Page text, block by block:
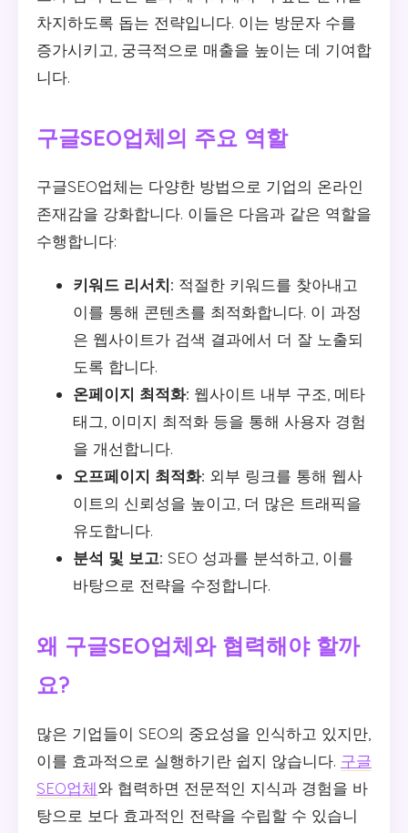
차지하도록 돕는 전략입니다. 이는 방문자 수를
증가시키고, 궁극적으로 매출을 높이는 데 기여합
니다.
구글SEO업체의 주요 역할
구글SEO업체는 다양한 방법으로 기업의 온라인
존재감을 강화합니다. 이들은 다음과 같은 역할을
수행합니다:
키워드 리서치: 적절한 키워드를 찾아내고
이를 통해 콘텐츠를 최적화합니다. 이 과정
은 웹사이트가 검색 결과에서 더 잘 노출되
도록 합니다.
온페이지 최적화: 웹사이트 내부 구조, 메타
태그, 이미지 최적화 등을 통해 사용자 경험
을 개선합니다.
오프페이지 최적화: 외부 링크를 통해 웹사
이트의 신뢰성을 높이고, 더 많은 트래픽을
유도합니다.
분석 및 보고: SEO 성과를 분석하고, 이를
바탕으로 전략을 수정합니다.
왜 구글SEO업체와 협력해야 할까
요?
많은 기업들이 SEO의 중요성을 인식하고 있지만,
이를 효과적으로 실행하기란 쉽지 않습니다. 구글
SEO업체와 협력하면 전문적인 지식과 경험을 바
탕으로 보다 효과적인 전략을 수립할 수 있습니